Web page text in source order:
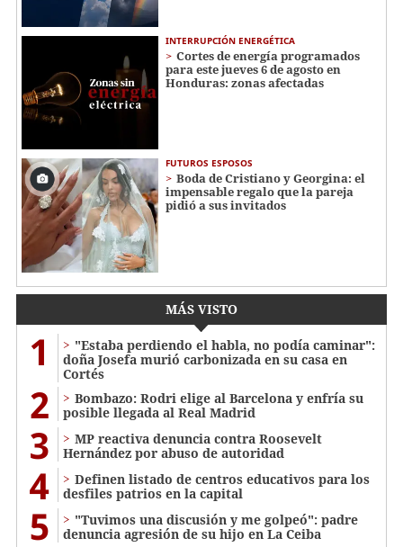
INTERRUPCIÓN ENERGÉTICA
Cortes de energía programados
para este jueves 6 de agosto en
Honduras: zonas afectadas
FUTUROS ESPOSOS
Boda de Cristiano y Georgina: el
impensable regalo que la pareja
pidió a sus invitados
MÁS VISTO
1
"Estaba perdiendo el habla, no podía caminar":
doña Josefa murió carbonizada en su casa en
Cortés
2
Bombazo: Rodri elige al Barcelona y enfría su
posible llegada al Real Madrid
3
MP reactiva denuncia contra Roosevelt
Hernández por abuso de autoridad
4
Definen listado de centros educativos para los
desfiles patrios en la capital
5
"Tuvimos una discusión y me golpeó": padre
denuncia agresión de su hijo en La Ceiba